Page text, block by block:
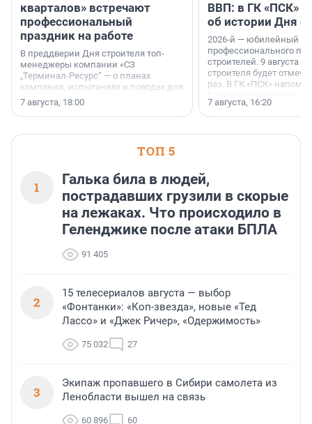
кварталов» встречают
профессиональный
праздник на работе
В преддверии Дня строителя топ-
менеджеры компании «СЗ
„Терминал-Ресурс“ — о планах
компании, испытаниях и поводах для
осторожного оптимизма.
7 августа, 18:00
ВВП: в ГК «ПСК»
об истории Дня
2026-й — юбилейный
профессионального
строителей. 9 августа
строителя будет
раз. В ГК «ПСК»
поменялась роль
7 августа, 16:20
ТОП 5
1
Галька била в людей,
пострадавших грузили в скорые
на лежаках. Что происходило в
Геленджике после атаки БПЛА
91 405
2
15 телесериалов августа — выбор
«Фонтанки»: «Коп-звезда», новые «Тед
Лассо» и «Джек Ричер», «Одержимость»
75 032 27
3
Экипаж пропавшего в Сибири самолета из
Ленобласти вышел на связь
60 896 60